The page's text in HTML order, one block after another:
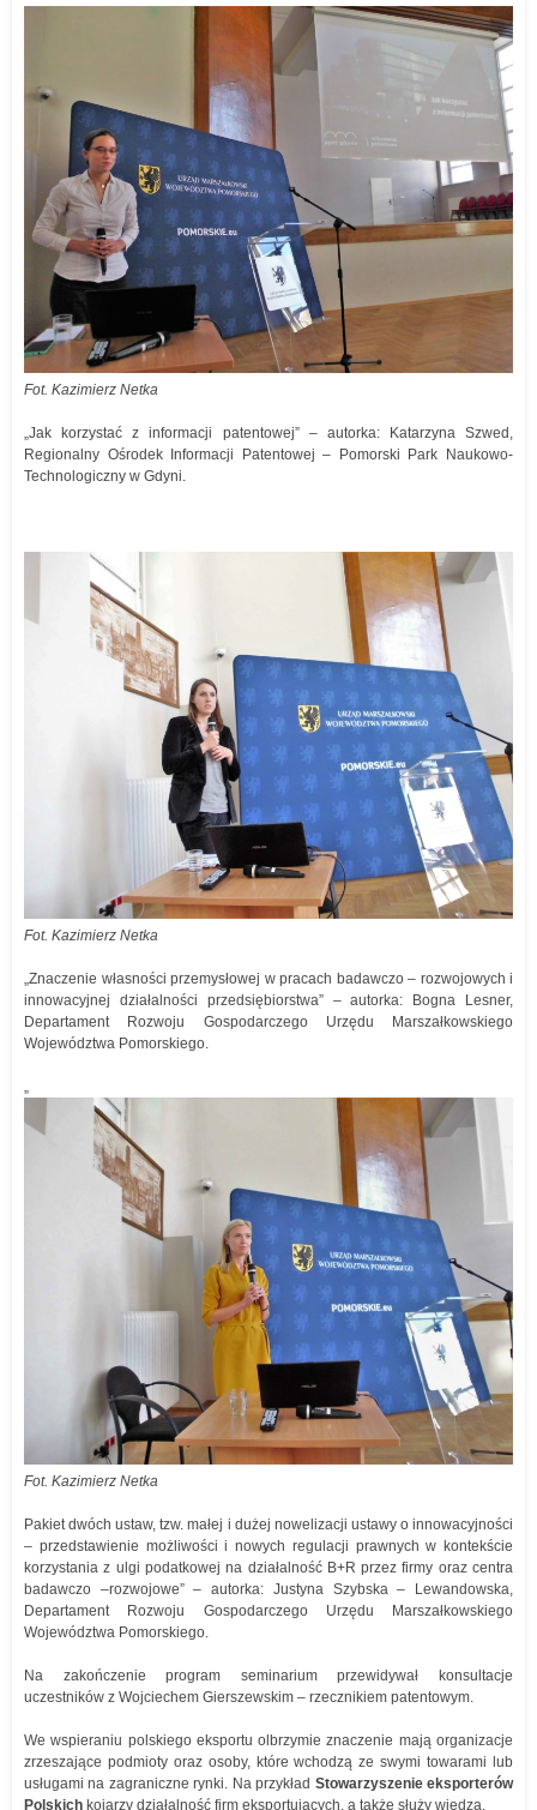
Fot. Kazimierz Netka
„Jak korzystać z informacji patentowej” – autorka: Katarzyna Szwed,
Regionalny Ośrodek Informacji Patentowej – Pomorski Park Naukowo-
Technologiczny w Gdyni.
Fot. Kazimierz Netka
„Znaczenie własności przemysłowej w pracach badawczo – rozwojowych i
innowacyjnej działalności przedsiębiorstwa” – autorka: Bogna Lesner,
Departament Rozwoju Gospodarczego Urzędu Marszałkowskiego
Województwa Pomorskiego.
„
Fot. Kazimierz Netka
Pakiet dwóch ustaw, tzw. małej i dużej nowelizacji ustawy o innowacyjności
– przedstawienie możliwości i nowych regulacji prawnych w kontekście
korzystania z ulgi podatkowej na działalność B+R przez firmy oraz centra
badawczo –rozwojowe” – autorka: Justyna Szybska – Lewandowska,
Departament Rozwoju Gospodarczego Urzędu Marszałkowskiego
Województwa Pomorskiego.
Na zakończenie program seminarium przewidywał konsultacje
uczestników z Wojciechem Gierszewskim – rzecznikiem patentowym.
We wspieraniu polskiego eksportu olbrzymie znaczenie mają organizacje
zrzeszające podmioty oraz osoby, które wchodzą ze swymi towarami lub
usługami na zagraniczne rynki. Na przykład Stowarzyszenie eksporterów
Polskich kojarzy działalność firm eksportujących, a także służy wiedzą.